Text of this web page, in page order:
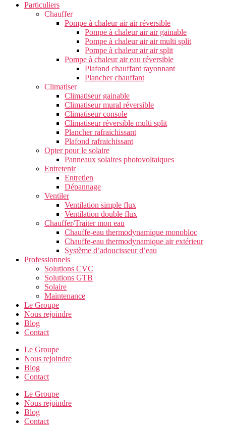
Particuliers
Chauffer
Pompe à chaleur air air réversible
Pompe à chaleur air air gainable
Pompe à chaleur air air multi split
Pompe à chaleur air air split
Pompe à chaleur air eau réversible
Plafond chauffant rayonnant
Plancher chauffant
Climatiser
Climatiseur gainable
Climatiseur mural réversible
Climatiseur console
Climatiseur réversible multi split
Plancher rafraichissant
Plafond rafraichissant
Opter pour le solaire
Panneaux solaires photovoltaiques
Entretenir
Entretien
Dépannage
Ventiler
Ventilation simple flux
Ventilation double flux
Chauffer/Traiter mon eau
Chauffe-eau thermodynamique monobloc
Chauffe-eau thermodynamique air extérieur
Système d’adoucisseur d’eau
Professionnels
Solutions CVC
Solutions GTB
Solaire
Maintenance
Le Groupe
Nous rejoindre
Blog
Contact
Le Groupe
Nous rejoindre
Blog
Contact
Le Groupe
Nous rejoindre
Blog
Contact